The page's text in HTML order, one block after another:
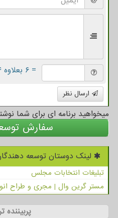
= ۶ بعلاوه ۴
ارسال نظر
میخواهید برنامه ای برای شما
سفارش
لینک دوستان توسعه
تبلیغات انتخابات مجلس
مستر گرین وال | مجری و طراح
پربیننده